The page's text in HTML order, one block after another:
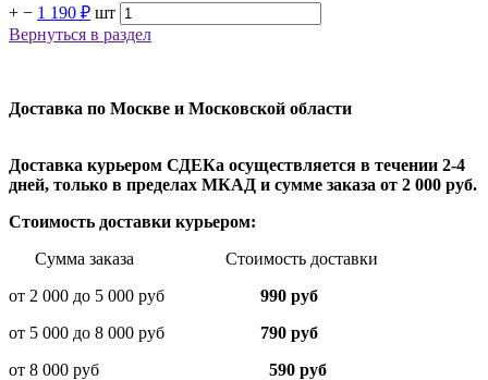
+ − 1 190 ₽ шт
Вернуться в раздел
Доставка по Москве и Московской области
Доставка курьером СДЕКа осуществляется в течении 2-4
дней, только в пределах МКАД и сумме заказа от 2 000 руб.
Стоимость доставки курьером:
Сумма заказа Стоимость доставки
от 2 000 до 5 000 руб
990 руб
от 5 000 до 8 000 руб 790 руб
от 8 000 руб 590 руб